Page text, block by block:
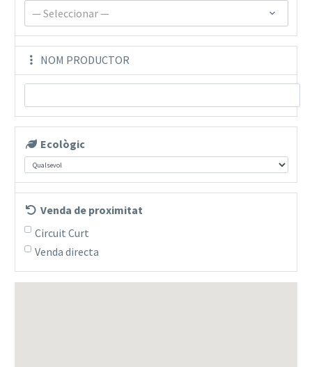
— Seleccionar —
NOM PRODUCTOR
Ecològic
Venda de proximitat
Circuit Curt
Venda directa